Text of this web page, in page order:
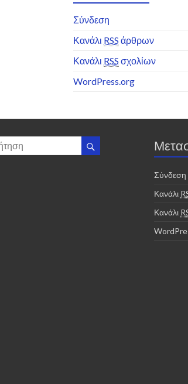
Σύνδεση
Κανάλι RSS άρθρων
Κανάλι RSS σχολίων
WordPress.org
Σύνδεση
Κανάλι
Κανάλι